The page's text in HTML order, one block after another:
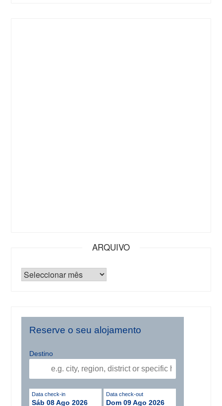
ARQUIVO
Reserve o seu alojamento
Destino
Data check-in
Sáb 08 Ago 2026
Data check-out
Dom 09 Ago 2026